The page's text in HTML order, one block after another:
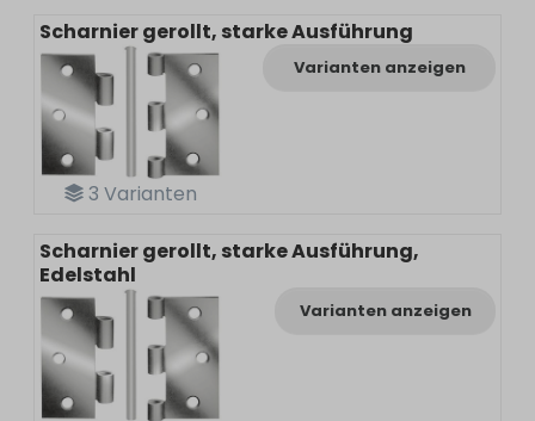
3 Varianten
Scharnier gerollt, starke Ausführung
Varianten anzeigen
Scharnier gerollt, starke Ausführung,
Edelstahl
Varianten anzeigen